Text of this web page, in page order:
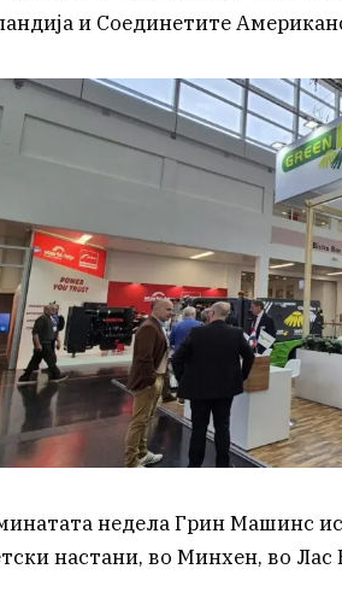
и Соединетите
недела Грин Машинс
настани, во Минхен, во Лас